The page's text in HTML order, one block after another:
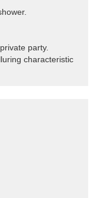
party.
characteristic